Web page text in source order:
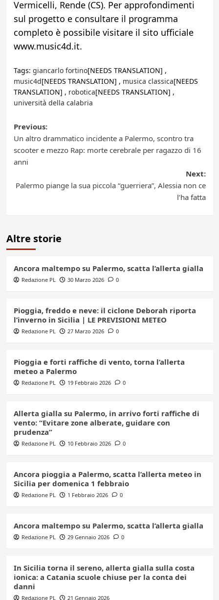
Vermicelli, Rende (CS). Per approfondimenti
sul progetto e consultare il programma
completo è possibile visitare il sito ufficiale
www.music4d.it.
Tags: giancarlo fortino[NEEDS TRANSLATION] ,
music4d[NEEDS TRANSLATION] , musica classica[NEEDS
TRANSLATION] , robotica[NEEDS TRANSLATION] ,
università della calabria
Post
navigation
Previous:
Un altro drammatico incidente a Palermo, scontro tra
scooter e mezzo Rap: morte cerebrale per ragazzo di 16
anni
Next:
Palermo piange la sua piccola “guerriera”, Alessia non ce
l’ha fatta
Altre storie
Ancora maltempo su Palermo, scatta l’allerta gialla
Redazione PL 30 Marzo 2026 0
Pioggia, freddo e neve: il ciclone Deborah riporta
l’inverno in Sicilia | LE PREVISIONI METEO
Redazione PL 27 Marzo 2026 0
Pioggia e forti raffiche di vento, torna l’allerta
meteo a Palermo
Redazione PL 19 Febbraio 2026 0
Allerta gialla su Palermo, in arrivo forti raffiche di
vento: “Evitare zone alberate, guidare con
prudenza”
Redazione PL 10 Febbraio 2026 0
Ancora pioggia a Palermo, scatta l’allerta meteo in
Sicilia per domenica 1 febbraio
Redazione PL 1 Febbraio 2026 0
Ancora maltempo su Palermo, scatta l’allerta gialla
Redazione PL 29 Gennaio 2026 0
In Sicilia torna il sereno, allerta gialla sulla costa
ionica: a Catania scuole chiuse per la conta dei
danni
Redazione PL 21 Gennaio 2026